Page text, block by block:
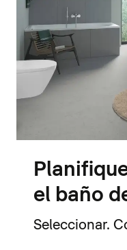
el baño
Seleccionar.